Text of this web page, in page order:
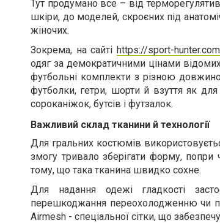
Тут продумано все – від
шкіри, до моделей, скроєних під
жіночих.
Зокрема, на сайтіhttps://sport-
одяг за демократичними цінами
футбольні комплекти з різною
футболки, гетри, шорти й взуття як
сороканіжок, бутсів і футзалок.
Важливий склад тканини й технології
Для гральних костюмів
змогу тривало зберігати форму, попри
тому, що така тканина швидко сохне.
Для надання одежі гладкості
перешкоджання переохолодженню чи
Airmesh - спеціальної сітки, що